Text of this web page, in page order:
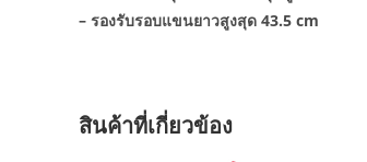
– รองรับรอบแขนยาวสูงสุด 43.5 cm
สินค้าที่เกี่ยวข้อง